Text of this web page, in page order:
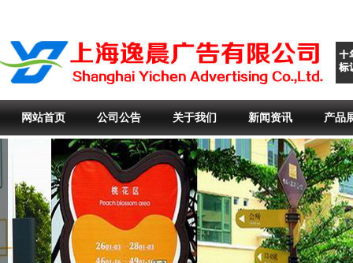
网站首页 公司公告 关于我们 新闻资讯 产品